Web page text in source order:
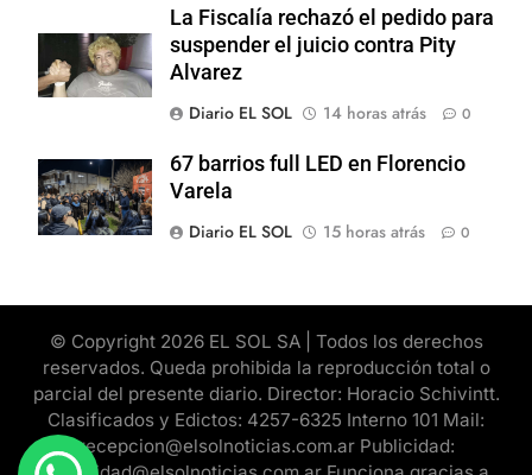
La Fiscalía rechazó el pedido para
suspender el juicio contra Pity
Alvarez
Diario EL SOL
14 horas atrás 0
67 barrios full LED en Florencio
Varela
Diario EL SOL
15 horas atrás 0
© Copyright 2026 EL SOL SA | Todos los derechos
reservados. Queda prohibida la reproducción total o
parcial del presente diario. Director: Horacio Schivintt.
Clasificados y Edictos: 4257-6325 Interno 101 Mail:
recepcion@elsolnoticias.com.ar Publicidad: